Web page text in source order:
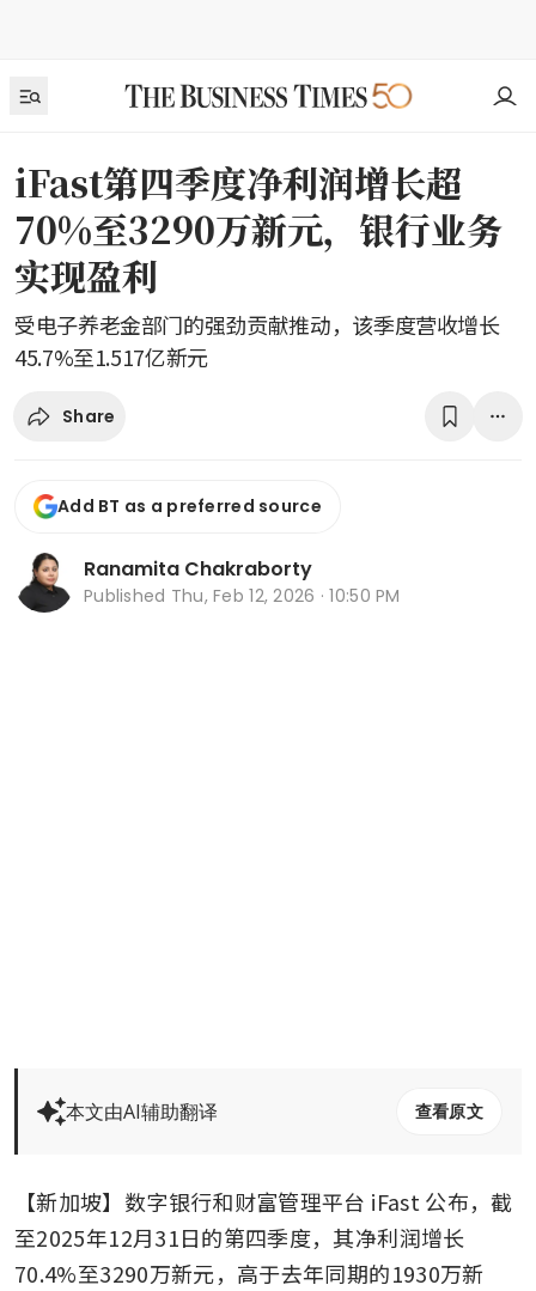
iFast第四季度净利润增长超
70%至3290万新元，银行业务
实现盈利
受电子养老金部门的强劲贡献推动，该季度营收增长
45.7%至1.517亿新元
Share
Add BT as a preferred source
Ranamita Chakraborty
Published Thu, Feb 12, 2026 · 10:50 PM
本文由AI辅助翻译 查看原文
【新加坡】数字银行和财富管理平台 iFast 公布，截
至2025年12月31日的第四季度，其净利润增长
70.4%至3290万新元，高于去年同期的1930万新